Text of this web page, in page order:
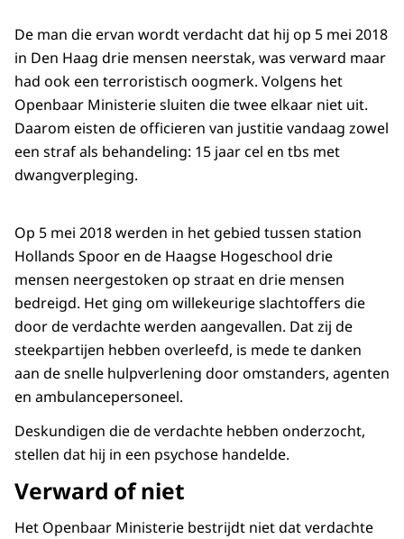
De man die ervan wordt verdacht dat hij op 5 mei 2018
in Den Haag drie mensen neerstak, was verward maar
had ook een terroristisch oogmerk. Volgens het
Openbaar Ministerie sluiten die twee elkaar niet uit.
Daarom eisten de officieren van justitie vandaag zowel
een straf als behandeling: 15 jaar cel en tbs met
dwangverpleging.
Op 5 mei 2018 werden in het gebied tussen station
Hollands Spoor en de Haagse Hogeschool drie
mensen neergestoken op straat en drie mensen
bedreigd. Het ging om willekeurige slachtoffers die
door de verdachte werden aangevallen. Dat zij de
steekpartijen hebben overleefd, is mede te danken
aan de snelle hulpverlening door omstanders, agenten
en ambulancepersoneel.
Deskundigen die de verdachte hebben onderzocht,
stellen dat hij in een psychose handelde.
Verward of niet
Het Openbaar Ministerie bestrijdt niet dat verdachte